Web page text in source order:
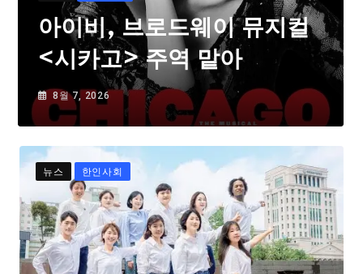
아이비, 브로드웨이 뮤지컬
<시카고> 주역 맡아
8월 7, 2026
뉴스 한인사회